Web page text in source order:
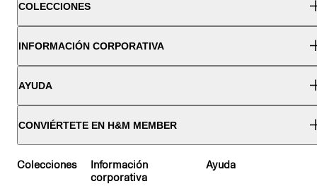
COLECCIONES
INFORMACIÓN CORPORATIVA
AYUDA
CONVIÉRTETE EN H&M MEMBER
Colecciones
Información
corporativa
Ayuda